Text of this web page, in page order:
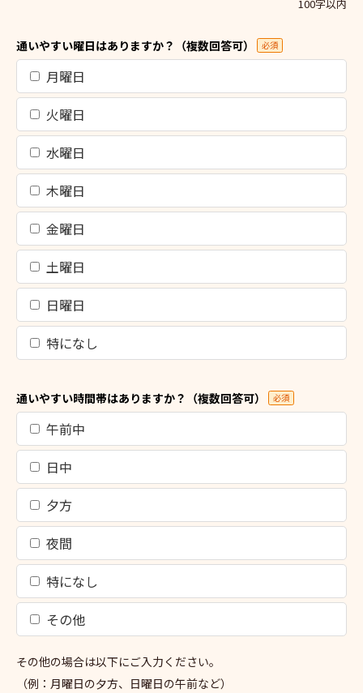
100字以内
通いやすい曜日はありますか？（複数回答可） 必須
月曜日
火曜日
水曜日
木曜日
金曜日
土曜日
日曜日
特になし
通いやすい時間帯はありますか？（複数回答可） 必須
午前中
日中
夕方
夜間
特になし
その他
その他の場合は以下にご入力ください。
（例：月曜日の夕方、日曜日の午前など）